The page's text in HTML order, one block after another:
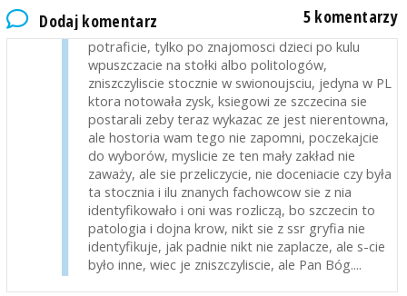
Dodaj komentarz 5 komentarzy
samochodow elektrycznych morawieckiego, gdzie
odbudowa przemysłu stoczniowego, nic nie
potraficie, tylko po znajomosci dzieci po kulu
wpuszczacie na stołki albo politologów,
zniszczyliscie stocznie w swionoujsciu, jedyna w PL
ktora notowała zysk, ksiegowi ze szczecina sie
postarali zeby teraz wykazac ze jest nierentowna,
ale hostoria wam tego nie zapomni, poczekajcie
do wyborów, myslicie ze ten mały zakład nie
zaważy, ale sie przeliczycie, nie doceniacie czy była
ta stocznia i ilu znanych fachowcow sie z nia
identyfikowało i oni was rozliczą, bo szczecin to
patologia i dojna krow, nikt sie z ssr gryfia nie
identyfikuje, jak padnie nikt nie zaplacze, ale s-cie
było inne, wiec je zniszczyliscie, ale Pan Bóg....